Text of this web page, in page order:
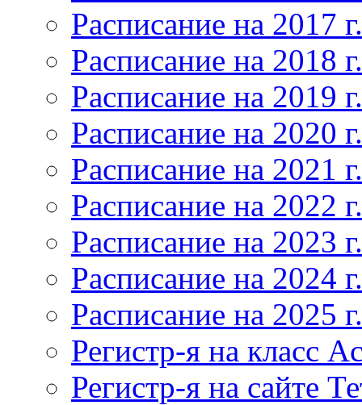
Расписание на 2017 г.
Расписание на 2018 г.
Расписание на 2019 г.
Расписание на 2020 г.
Расписание на 2021 г.
Расписание на 2022 г.
Расписание на 2023 г.
Расписание на 2024 г.
Расписание на 2025 г.
Регистр-я на класс
Регистр-я на сайте